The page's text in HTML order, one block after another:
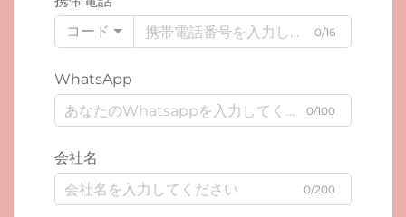
コード
0/16
WhatsApp
0/100
会社名
0/200